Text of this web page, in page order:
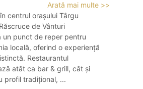
Arată mai multe >>
centrul orașului Târgu
de Vânturi
un punct de reper pentru
locală, oferind o experiență
Restaurantul
atât ca bar & grill, cât și
profil tradițional, ...